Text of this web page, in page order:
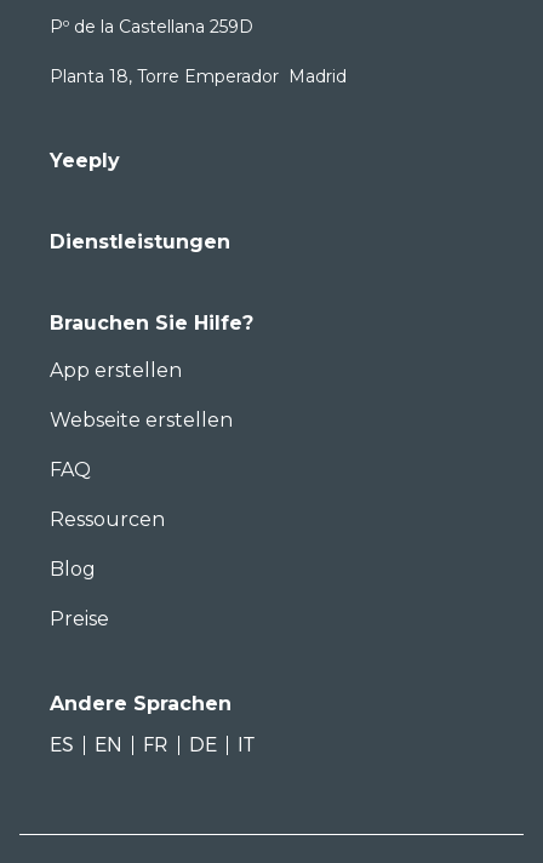
Pº de la Castellana 259D
Planta 18, Torre Emperador Madrid
Yeeply
Dienstleistungen
Brauchen Sie Hilfe?
App erstellen
Webseite erstellen
FAQ
Ressourcen
Blog
Preise
Andere Sprachen
ES
EN FR DE IT